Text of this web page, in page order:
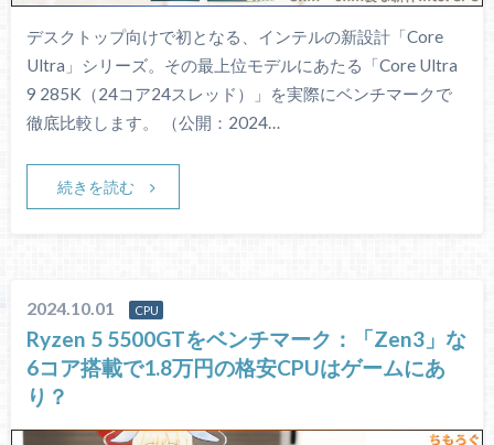
デスクトップ向けで初となる、インテルの新設計「Core
Ultra」シリーズ。その最上位モデルにあたる「Core Ultra
9 285K（24コア24スレッド）」を実際にベンチマークで
徹底比較します。 （公開：2024…
続きを読む
2024.10.01 CPU
Ryzen 5 5500GTをベンチマーク：「Zen3」な
6コア搭載で1.8万円の格安CPUはゲームにあ
り？